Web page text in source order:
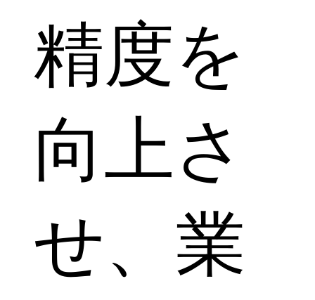
精度を
向上さ
せ、業